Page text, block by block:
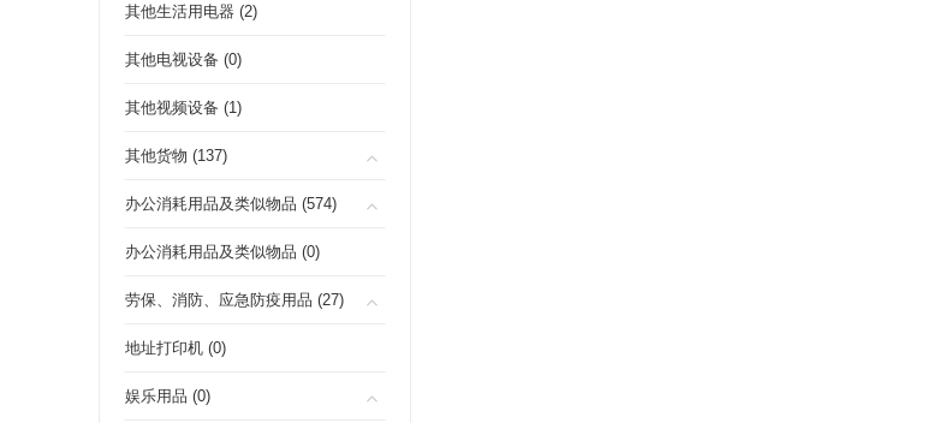
其他生活用电器 (2)
其他电视设备 (0)
其他视频设备 (1)
其他货物 (137)
办公消耗用品及类似物品 (574)
办公消耗用品及类似物品 (0)
劳保、消防、应急防疫用品 (27)
地址打印机 (0)
娱乐用品 (0)